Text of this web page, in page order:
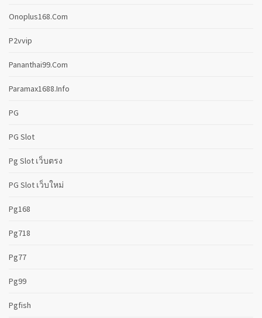
Onoplus168.com
P2vvip
Pananthai99.com
Paramax1688.info
PG
PG Slot
Pg Slot เว็บตรง
PG Slot เว็บใหม่
Pg168
Pg718
Pg77
Pg99
Pgfish